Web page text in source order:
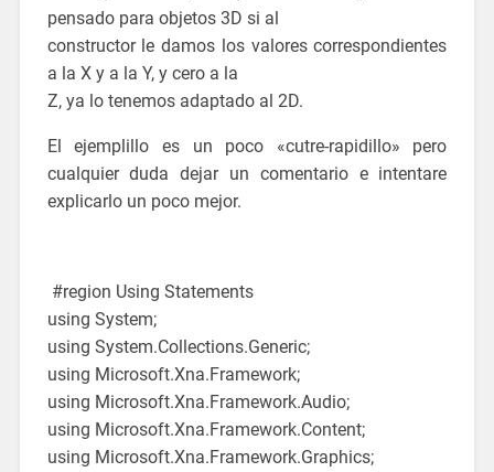
pensado para objetos 3D si al
constructor le damos los valores correspondientes
a la X y a la Y, y cero a la
Z, ya lo tenemos adaptado al 2D.
El ejemplillo es un poco «cutre-rapidillo» pero
cualquier duda dejar un comentario e intentare
explicarlo un poco mejor.
#region Using Statements
using System;
using System.Collections.Generic;
using Microsoft.Xna.Framework;
using Microsoft.Xna.Framework.Audio;
using Microsoft.Xna.Framework.Content;
using Microsoft.Xna.Framework.Graphics;